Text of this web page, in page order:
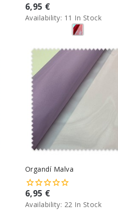
6,95 €
Availability: 11 In Stock
Organdí Malva
6,95 €
Availability: 22 In Stock